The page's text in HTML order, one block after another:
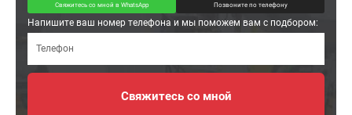
Свяжитесь со мной в WhatsApp Позвоните по телефону
Напишите ваш номер телефона и мы поможем вам с подбором: